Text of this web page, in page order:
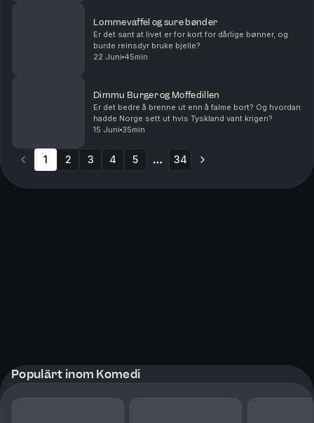
Lommevaffel og sure bønder
Er det sant at livet er for kort for dårlige bønner, og
burde reinsdyr bruke bjelle?
22 Juni 45min
Dimmu Burger og Moffedillen
Er det bedre å brenne ut enn å falme bort? Og hvordan
hadde Norge sett ut hvis Tyskland vant krigen?
15 Juni 35min
1 2 3 4 5 34
Populärt inom Komedi